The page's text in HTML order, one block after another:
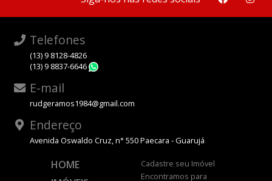
Telefones
(13) 9 8128-4826
(13) 9 8837-6646
E-mail
rudgeramos1984@gmail.com
Endereço
Avenida Oswaldo Cruz, n° 550 Paecara - Guarujá
HOME
Cadastre seu Imóvel
Encontramos para